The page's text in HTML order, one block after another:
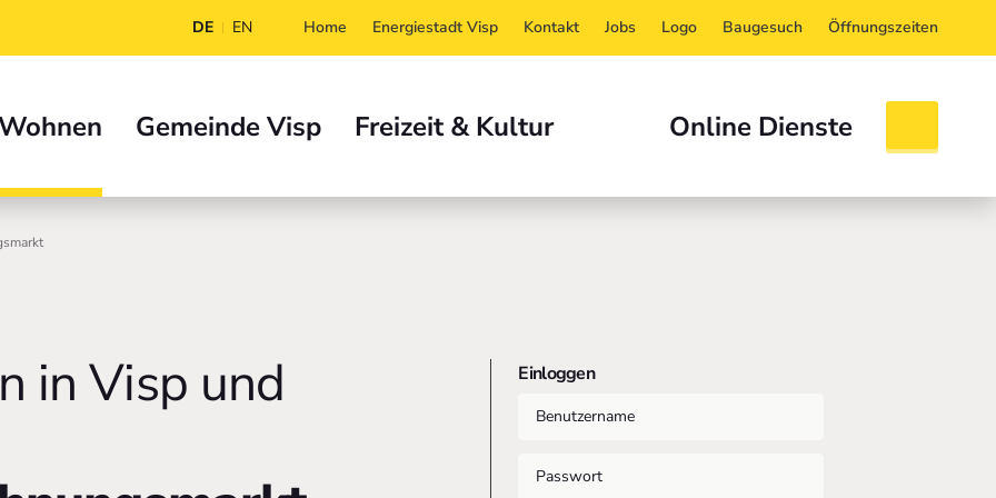
DE EN Home Energiestadt Visp Kontakt Jobs Logo Baugesuch Öffnungszeiten
Gemeinde Visp Freizeit & Kultur Online Dienste
in Visp und
Einloggen